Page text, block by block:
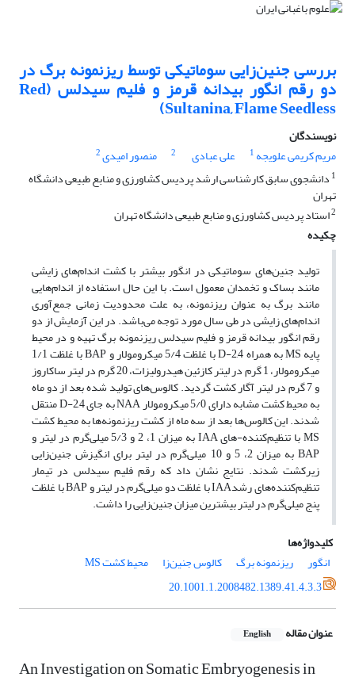
بررسی جنین‌زایی سوماتیکی توسط ریزنمونه برگ در
دو رقم انگور بیدانه قرمز و فلیم سیدلس (Red
Sultanina, Flame Seedless)
نویسندگان
مریم کریمی علویجه 1 علی عبادی 2 منصور امیدی2
1 دانشجوی سابق کارشناسی ارشد پردیس کشاورزی و منابع طبیعی دانشگاه
تهران
2استاد پردیس کشاورزی و منابع طبیعی دانشگاه تهران
چکیده
تولید جنین‌های سوماتیکی در انگور بیشتر با کشت اندام‌های زایشی
مانند بساک و تخمدان معمول است. با این حال استفاده از اندام‌هایی
مانند برگ به عنوان ریزنمونه، به علت محدودیت زمانی جمع‌آوری
اندام‌های زایشی در طی سال مورد توجه می‌باشد. در این آزمایش از دو
رقم انگور بیدانه قرمز و فلیم سیدلس ریزنمونه برگ تهیه و در محیط
پایه MS به همراه 2,4-D با غلظت 5/4 میکرومولار و BAP با غلظت 1/1
میکرومولار، 1 گرم در لیتر کازئین هیدرولیزات، 20 گرم در لیتر ساکاروز
و 7 گرم در لیتر آگار کشت گردید. کالوس‌های تولید شده بعد از دو ماه
به محیط کشت مشابه دارای 5/0 میکرومولار NAA به جای 2,4-D منتقل
شدند. این کالوس‌ها بعد از سه ماه از کشت ریزنمونه‌ها به محیط کشت
MS با تنظیم‌کننده-های IAA به میزان 1، 2 و 5/3 میلی‌گرم در لیتر و
BAP به میزان 2، 5 و 10 میلی‌گرم در لیتر برای انگیزش جنین‌زایی
زیرکشت شدند. نتایج نشان داد که رقم فلیم سیدلس در تیمار
تنظیم‌کننده‌های رشدIAA با غلظت دو میلی‌گرم در لیتر و BAP با غلظت
پنج میلی‌گرم در لیتر بیشترین میزان جنین‌زایی را داشت.
کلیدواژه‌ها
انگور
ریزنمونه برگ کالوس جنین‌زا
محیط کشت MS
20.1001.1.2008482.1389.41.4.3.3
عنوان مقاله English
An Investigation on Somatic Embryogenesis in